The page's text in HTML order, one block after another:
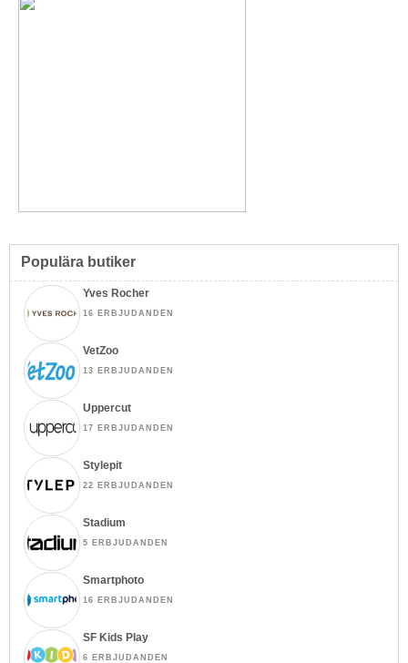
Populära butiker
Yves Rocher
16 ERBJUDANDEN
VetZoo
13 ERBJUDANDEN
Uppercut
17 ERBJUDANDEN
Stylepit
22 ERBJUDANDEN
Stadium
5 ERBJUDANDEN
Smartphoto
16 ERBJUDANDEN
SF Kids Play
6 ERBJUDANDEN